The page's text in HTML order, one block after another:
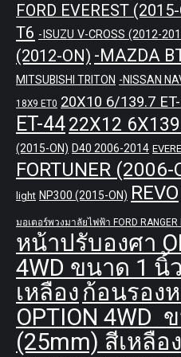
FORD EVEREST
T6 -ISUZU V-CROSS (2012-
(2012-ON) -MAZDA
MITSUBISHI TRITON -NISSAN
18X9 ET0 20X10 6/139.7
ET-4422X12
(2015-ON) D40 2006-2014
FORTUNER (2006-
light NP300 (2015-ON) REVO
มอเตอร์พวงมาลัยไฟฟ้า FORD RANGER
หน้าปรับองศา
4WD ขนาด 1 นิ้
เหลือง ก้อนรอง
OPTION 4WD
(25mm) สีเหลือง